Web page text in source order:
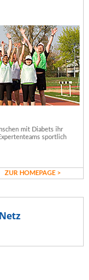
mit Diabets ihr
sportlich
ZUR HOMEPAGE >